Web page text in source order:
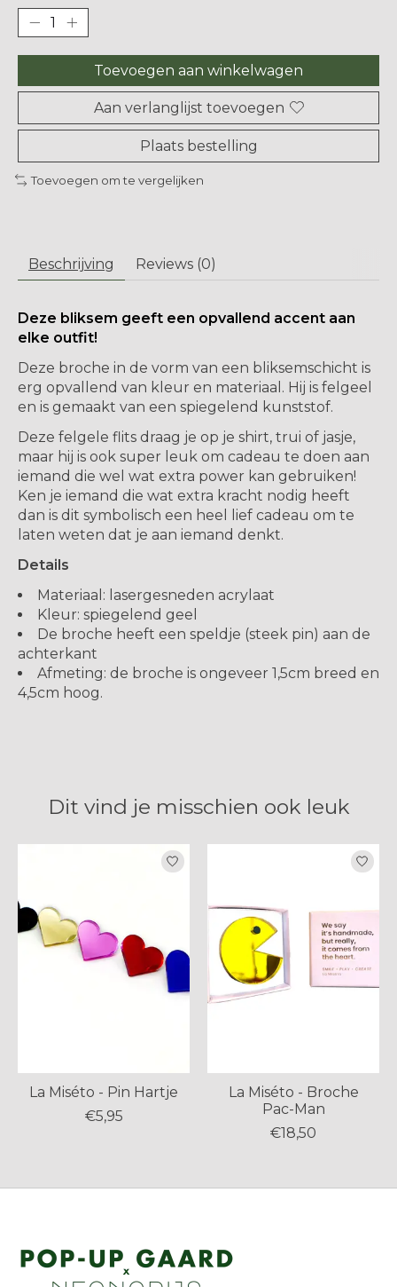
Toevoegen aan winkelwagen
Aan verlanglijst toevoegen
Plaats bestelling
Toevoegen om te vergelijken
Beschrijving Reviews (0)
Deze bliksem geeft een opvallend accent aan
elke outfit!
Deze broche in de vorm van een bliksemschicht is
erg opvallend van kleur en materiaal. Hij is felgeel
en is gemaakt van een spiegelend kunststof.
Deze felgele flits draag je op je shirt, trui of jasje,
maar hij is ook super leuk om cadeau te doen aan
iemand die wel wat extra power kan gebruiken!
Ken je iemand die wat extra kracht nodig heeft
dan is dit symbolisch een heel lief cadeau om te
laten weten dat je aan iemand denkt.
Details
Materiaal: lasergesneden acrylaat
Kleur: spiegelend geel
De broche heeft een speldje (steek pin) aan de
achterkant
Afmeting: de broche is ongeveer 1,5cm breed en
4,5cm hoog.
Dit vind je misschien ook leuk
Items van productcarrousel
La Miséto - Pin Hartje
€5,95
La Miséto - Broche
Pac-Man
€18,50